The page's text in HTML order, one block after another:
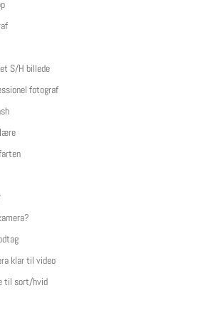
S/H billede
fotograf
klar til video
til sort/hvid